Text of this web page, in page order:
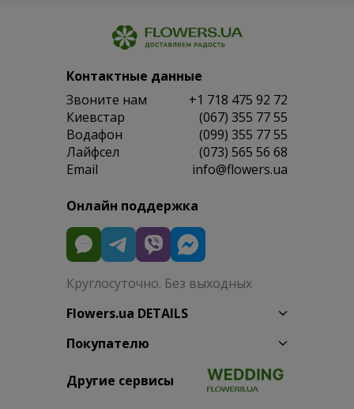
Контактные данные
Звоните нам
+1 718 475 92 72
Киевстар
(067) 355 77 55
Водафон
(099) 355 77 55
Лайфсел
(073) 565 56 68
Email
info@flowers.ua
Онлайн поддержка
Круглосуточно. Без выходных
Flowers.ua DETAILS
Покупателю
Другие сервисы